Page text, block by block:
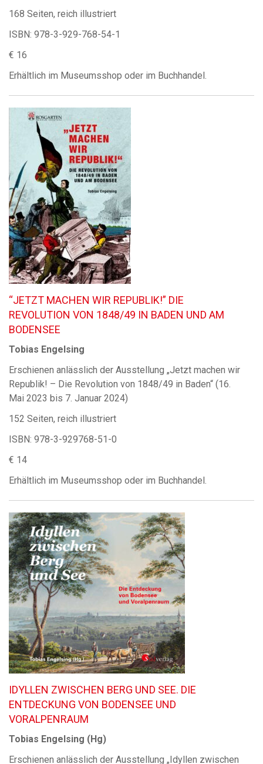
168 Seiten, reich illustriert
ISBN: 978-3-929-768-54-1
€ 16
Erhältlich im Museumsshop oder im Buchhandel.
“JETZT MACHEN WIR REPUBLIK!” DIE
REVOLUTION VON 1848/49 IN BADEN UND AM
BODENSEE
Tobias Engelsing
Erschienen anlässlich der Ausstellung „Jetzt machen wir
Republik! – Die Revolution von 1848/49 in Baden“ (16.
Mai 2023 bis 7. Januar 2024)
152 Seiten, reich illustriert
ISBN: 978-3-929768-51-0
€ 14
Erhältlich im Museumsshop oder im Buchhandel.
IDYLLEN ZWISCHEN BERG UND SEE. DIE
ENTDECKUNG VON BODENSEE UND
VORALPENRAUM
Tobias Engelsing (Hg)
Erschienen anlässlich der Ausstellung „Idyllen zwischen